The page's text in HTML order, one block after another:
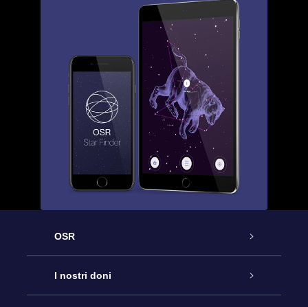
OSR
Assistenza
I nostri doni